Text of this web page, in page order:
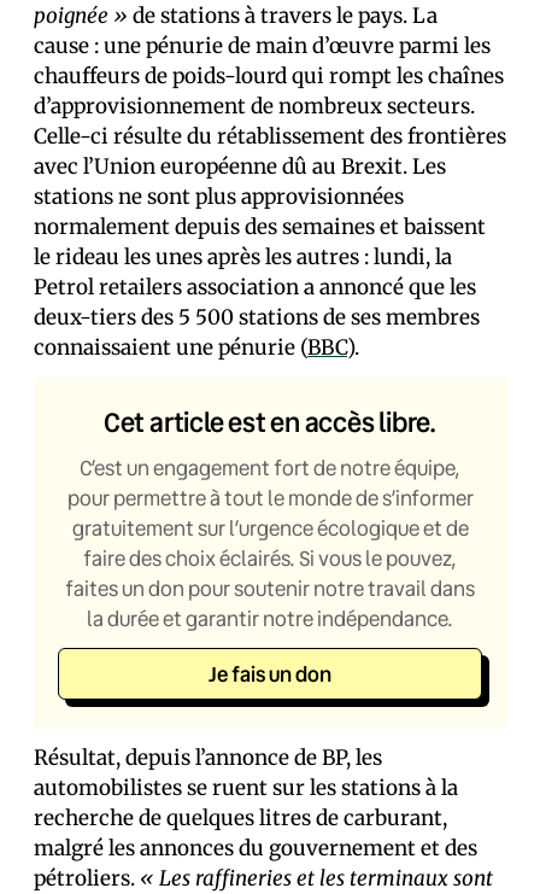
poignée » de stations à travers le pays. La
cause : une pénurie de main d’œuvre parmi les
chauffeurs de poids-lourd qui rompt les chaînes
d’approvisionnement de nombreux secteurs.
Celle-ci résulte du rétablissement des frontières
avec l’Union européenne dû au Brexit. Les
stations ne sont plus approvisionnées
normalement depuis des semaines et baissent
le rideau les unes après les autres : lundi, la
Petrol retailers association a annoncé que les
deux-tiers des 5 500 stations de ses membres
connaissaient une pénurie (BBC).
Cet article est en accès libre.
C’est un engagement fort de notre équipe,
pour permettre à tout le monde de s’informer
gratuitement sur l’urgence écologique et de
faire des choix éclairés. Si vous le pouvez,
faites un don pour soutenir notre travail dans
la durée et garantir notre indépendance.
Je fais un don
Résultat, depuis l’annonce de BP, les
automobilistes se ruent sur les stations à la
recherche de quelques litres de carburant,
malgré les annonces du gouvernement et des
pétroliers. « Les raffineries et les terminaux sont